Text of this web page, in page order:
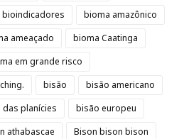
bioindicadores
bioma amazônico
ameaçado
bioma Caatinga
em grande risco
bisão
bisão americano
planícies
bisão europeu
athabascae
Bison bison bison